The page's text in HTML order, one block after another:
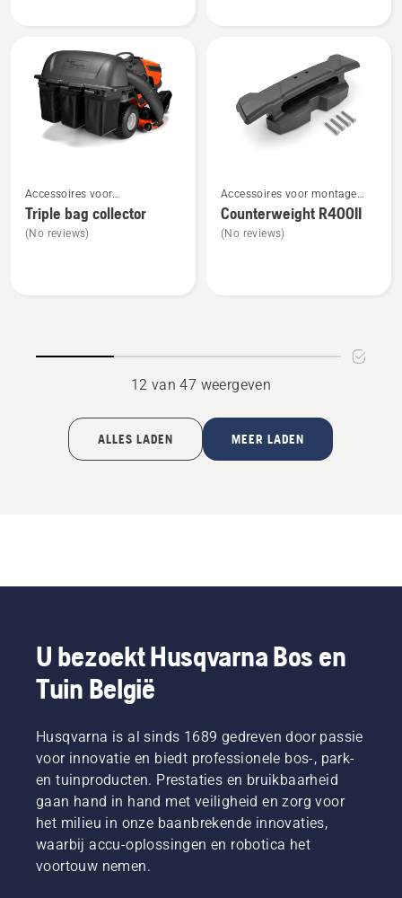
meer
details
over
Accessoires voor
tuintractoren voor montage
aan de achterzijde
Triple bag collector
(No reviews)
meer
details
over
Accessoires voor montage
aan de achterzijde
Counterweight R400II
(No reviews)
12 van 47 weergeven
ALLES LADEN MEER LADEN
U bezoekt Husqvarna Bos en
Tuin België
Husqvarna is al sinds 1689 gedreven door passie
voor innovatie en biedt professionele bos-, park-
en tuinproducten. Prestaties en bruikbaarheid
gaan hand in hand met veiligheid en zorg voor
het milieu in onze baanbrekende innovaties,
waarbij accu-oplossingen en robotica het
voortouw nemen.